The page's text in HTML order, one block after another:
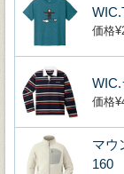
価格
価格
マウ
160